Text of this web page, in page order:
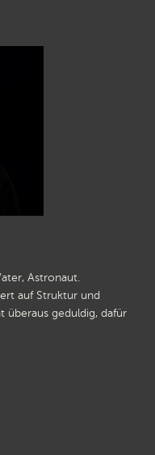
Astronaut.
auf Struktur und
überaus geduldig, dafür